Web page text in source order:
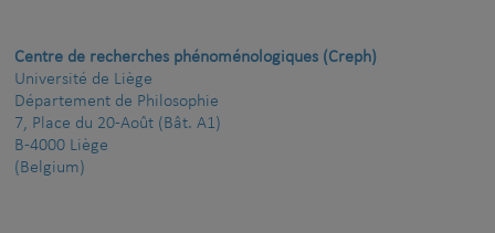
Centre de recherches phénoménologiques (Creph)
Université de Liège
Département de Philosophie
7, Place du 20-Août (Bât. A1)
B-4000 Liège
(Belgium)